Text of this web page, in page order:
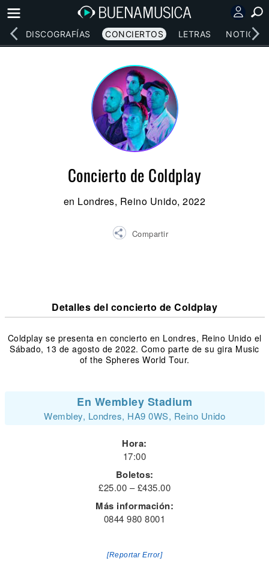
DISCOGRAFÍAS CONCIERTOS LETRAS NOTICIAS
Concierto de Coldplay
en Londres, Reino Unido, 2022
Compartir
Detalles del concierto de Coldplay
Coldplay se presenta en concierto en Londres, Reino Unido el
Sábado, 13 de agosto de 2022. Como parte de su gira Music
of the Spheres World Tour.
En Wembley Stadium
Wembley, Londres, HA9 0WS, Reino Unido
Hora:
17:00
Boletos:
£25.00 – £435.00
Más información:
0844 980 8001
[Reportar Error]